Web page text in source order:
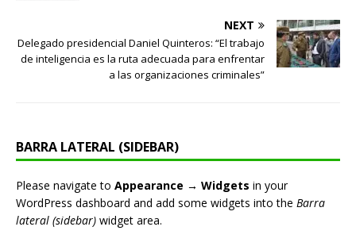
NEXT
Delegado presidencial Daniel Quinteros: “El trabajo
de inteligencia es la ruta adecuada para enfrentar
a las organizaciones criminales”
BARRA LATERAL (SIDEBAR)
Please navigate to Appearance → Widgets in your
WordPress dashboard and add some widgets into the Barra
lateral (sidebar) widget area.